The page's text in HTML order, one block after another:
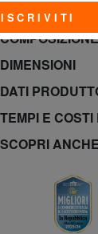
INFO
DIMENSIONI
DATI
TEMPI E
SCOPRI
ISCRIVITI